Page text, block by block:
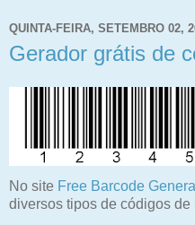
QUINTA-FEIRA, SETEMBRO 02,
Gerador grátis de
No site Free Barcode
diversos tipos de códigos de